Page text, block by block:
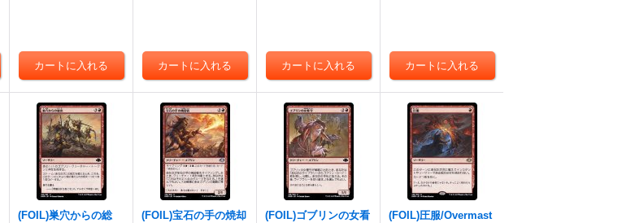
(FOIL)巣穴からの総
(FOIL)宝石の手の焼却
(FOIL)ゴブリンの女看
(FOIL)圧服/Overmast